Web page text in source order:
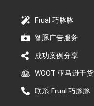
Frual 巧豚豚
智豚广告服务
成功案例分享
WOOT 亚马逊干货
联系 Frual 巧豚豚